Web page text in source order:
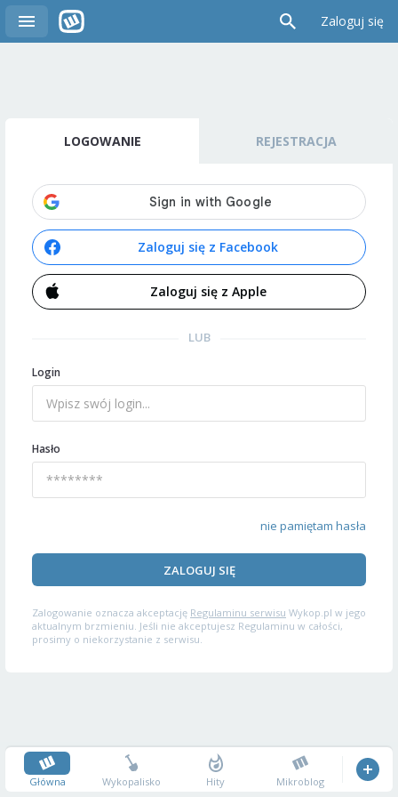
Zaloguj się
LOGOWANIE REJESTRACJA
Zaloguj się z Facebook
Zaloguj się z Apple
LUB
Login
Hasło
nie pamiętam hasła
ZALOGUJ SIĘ
Zalogowanie oznacza akceptację Regulaminu serwisu Wykop.pl w jego
aktualnym brzmieniu. Jeśli nie akceptujesz Regulaminu w całości,
prosimy o niekorzystanie z serwisu.
Główna Wykopalisko Hity Mikroblog